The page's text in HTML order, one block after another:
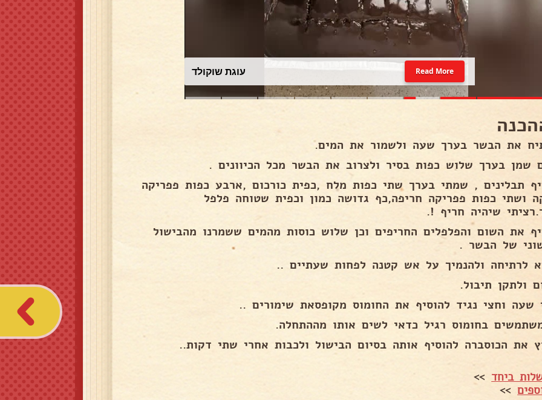
עוגת שוקולד Read More
את הבשר בערך שעה ולשמור את המים.
שמן בערך שלוש כפות בסיר ולצרוב את הבשר מכל הכיוונים .
תבלינים , שמתי בערך שתי כפות מלח ,כפית כורכום ,ארבע כפות פפריקה
ושתי כפות פפריקה חריפה,כף גדושה כמון וכפית שטוחה פלפל
שיהיה חריף !.
את השום והפלפלים החריפים וכן שלוש כוסות מהמים ששמרנו מהבישול
של הבשר .
לרתיחה ולהנמיך על אש קטנה לפחות שעתיים ..
ולתקן תיבול.
שעה וחצי נגיד להוסיף את החומוס מקופסאת שימורים ..
בחומוס רגיל כדאי לשים אותו מההתחלה.
את הכוסברה להוסיף אותה בסיום הבישול ולכבות אחרי שתי דקות..
ביחד >>
>>